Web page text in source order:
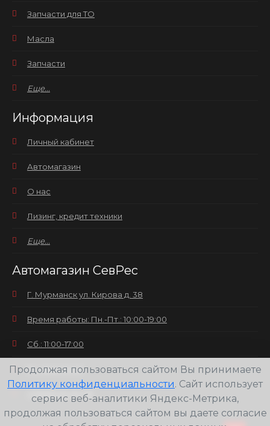
Запчасти для ТО
Масла
Запчасти
Еще...
Информация
Личный кабинет
Автомагазин
О нас
Лизинг, кредит техники
Еще...
Автомагазин СевРес
Г. Мурманск ул. Кирова д. 38
Время работы: Пн.-Пт.: 10:00-19:00
Сб.: 11:00-17:00
Вс.: выходной
+7(8152) 25-30-58
Продолжая пользоваться сайтом Вы принимаете
Политику конфиденциальности. Сайт использует
сервис веб-аналитики Яндекс-Метрика,
продолжая пользоваться сайтом вы даете согласие